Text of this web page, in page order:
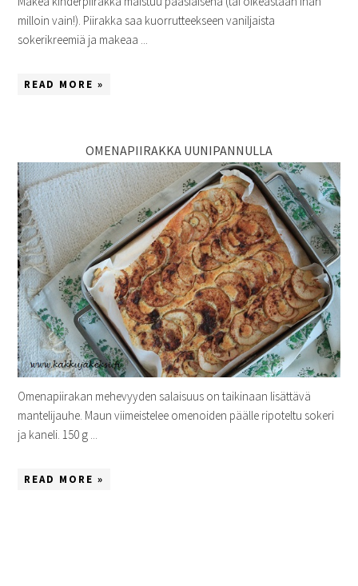
milloin vain!). Piirakka saa kuorrutteekseen vaniljaista
sokerikreemiä ja makeaa ...
READ MORE »
OMENAPIIRAKKA UUNIPANNULLA
Omenapiirakan mehevyyden salaisuus on taikinaan lisättävä
mantelijauhe. Maun viimeistelee omenoiden päälle ripoteltu sokeri
ja kaneli. 150 g ...
READ MORE »